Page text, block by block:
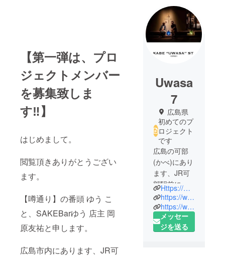
【第一弾は、プロ
ジェクトメンバー
を募集致しま
す‼️】
はじめまして。
閲覧頂きありがとうござい
ます。
【噂通り】の番頭 ゆう こ
と、SAKEBarゆう 店主 岡
原友祐と申します。
広島市内にあります、JR可
Uwasa
7
広島県
初めてのプ
ロジェクト
です
広島の可部
(かべ)にあり
ます、JR可
部駅前に
て、2018年
より日本酒
を愉しめる
フードバル
Https://www.sakebar-yuu.com
https://www.facebook.com/profile.php?id=100005441762143
https://www.facebook.com/2020uwasa.dori/
メッセー
ジを送る